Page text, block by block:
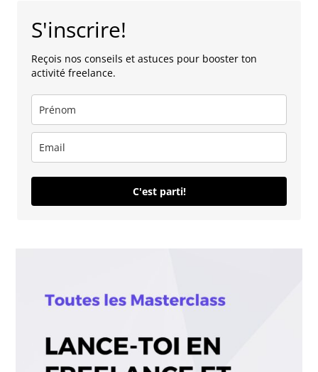
S'inscrire!
Reçois nos conseils et astuces pour booster ton
activité freelance.
C'est parti!